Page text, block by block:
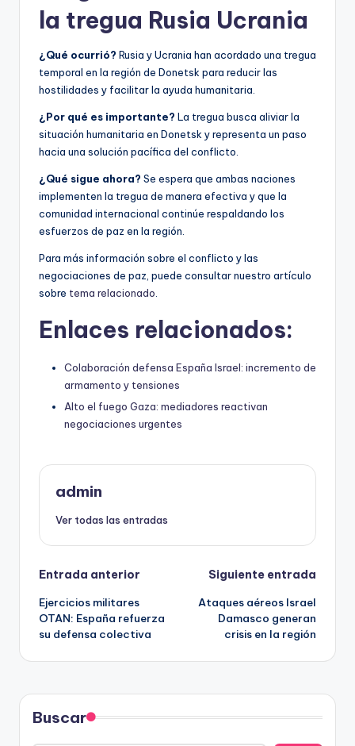
la tregua Rusia Ucrania
¿Qué ocurrió? Rusia y Ucrania han acordado una tregua
temporal en la región de Donetsk para reducir las
hostilidades y facilitar la ayuda humanitaria.
¿Por qué es importante? La tregua busca aliviar la
situación humanitaria en Donetsk y representa un paso
hacia una solución pacífica del conflicto.
¿Qué sigue ahora? Se espera que ambas naciones
implementen la tregua de manera efectiva y que la
comunidad internacional continúe respaldando los
esfuerzos de paz en la región.
Para más información sobre el conflicto y las
negociaciones de paz, puede consultar nuestro artículo
sobre tema relacionado
Enlaces relacionados:
Colaboración defensa España Israel: incremento de
armamento y tensiones
Alto el fuego Gaza: mediadores reactivan
negociaciones urgentes
admin
Ver todas las entradas
Navegación
de
entradas
Entrada anterior
Ejercicios militares
OTAN: España refuerza
su defensa colectiva
Siguiente entrada
Ataques aéreos Israel
Damasco generan
crisis en la región
Buscar